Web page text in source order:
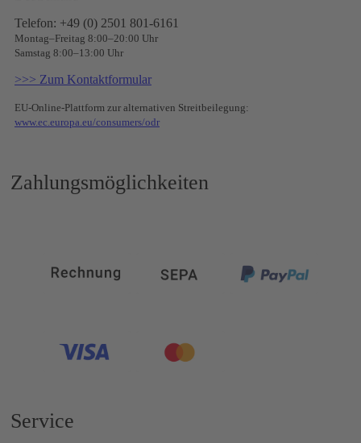
Telefon: +49 (0) 2501 801-6161
Montag–Freitag 8:00–20:00 Uhr
Samstag 8:00–13:00 Uhr
>>> Zum Kontaktformular
EU-Online-Plattform zur alternativen Streitbeilegung:
www.ec.europa.eu/consumers/odr
Zahlungsmöglichkeiten
Service